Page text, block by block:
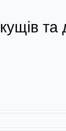
та